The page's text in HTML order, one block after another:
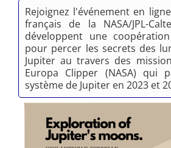
Rejoignez l'événement en
français de la NASA/JPL-
développent une
pour percer les secrets des
Jupiter au travers des
Europa Clipper (NASA) qui
système de Jupiter en 2023 et